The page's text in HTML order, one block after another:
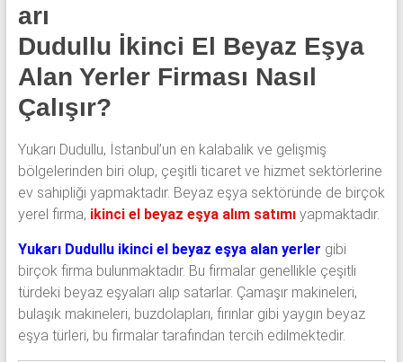
kombi
alınır.
arı
Dudullu İkinci El Beyaz Eşya
Alan Yerler Firması Nasıl
Çalışır?
Yukarı Dudullu, İstanbul’un en kalabalık ve gelişmiş
bölgelerinden biri olup, çeşitli ticaret ve hizmet sektörlerine
ev sahipliği yapmaktadır. Beyaz eşya sektöründe de birçok
yerel firma, ikinci el beyaz eşya alım satımıyapmaktadır.
Yukarı Dudullu ikinci el beyaz eşya alan yerler gibi
birçok firma bulunmaktadır. Bu firmalar genellikle çeşitli
türdeki beyaz eşyaları alıp satarlar. Çamaşır makineleri,
bulaşık makineleri, buzdolapları, fırınlar gibi yaygın beyaz
eşya türleri, bu firmalar tarafından tercih edilmektedir.